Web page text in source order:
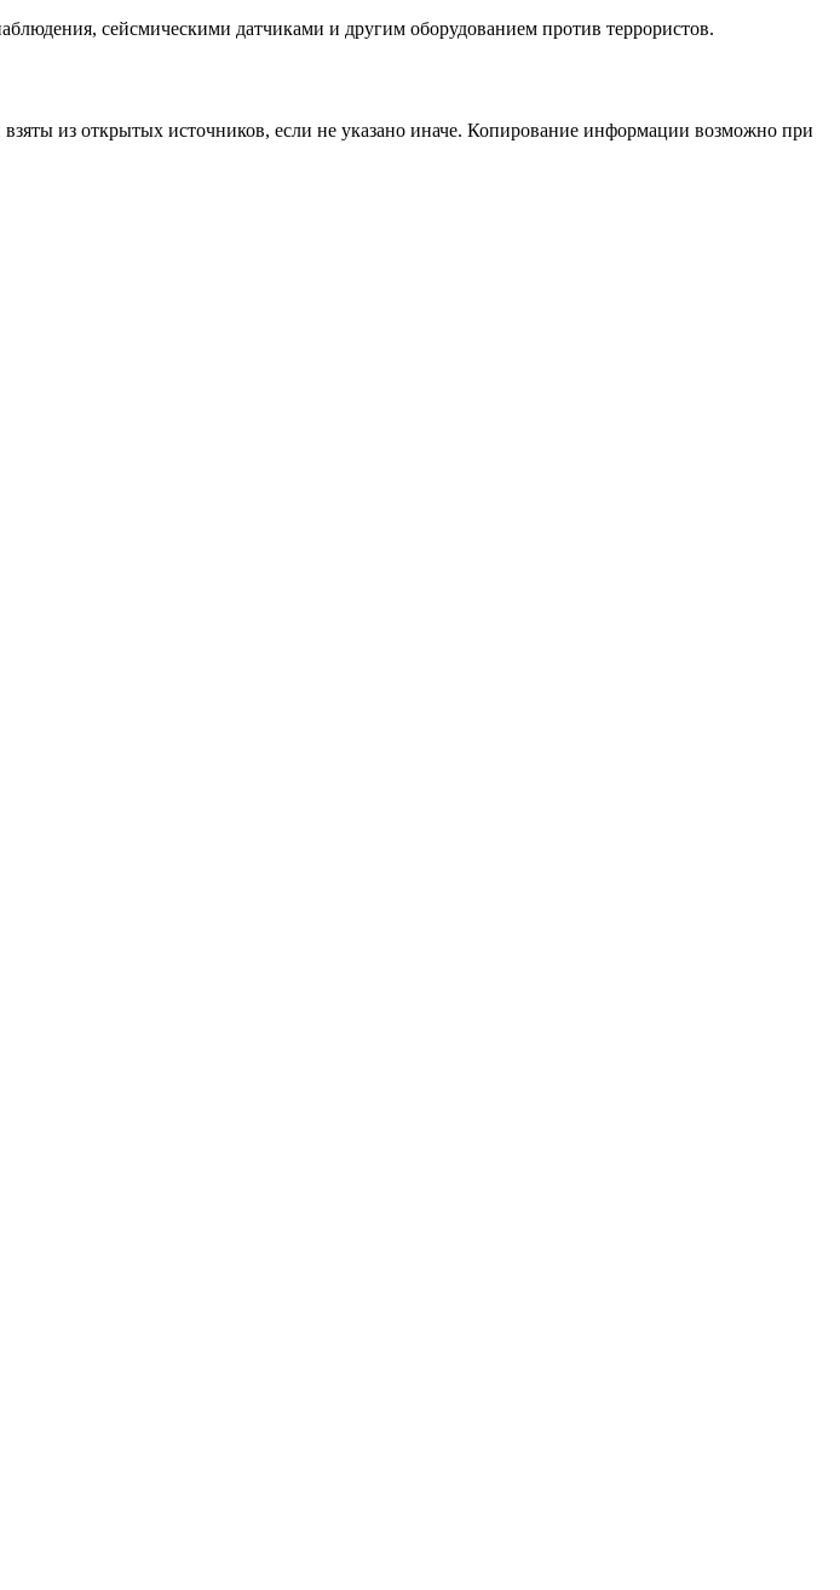
сейсмическими датчиками и другим оборудованием против террористов.
из открытых источников, если не указано иначе. Копирование информации возможно при